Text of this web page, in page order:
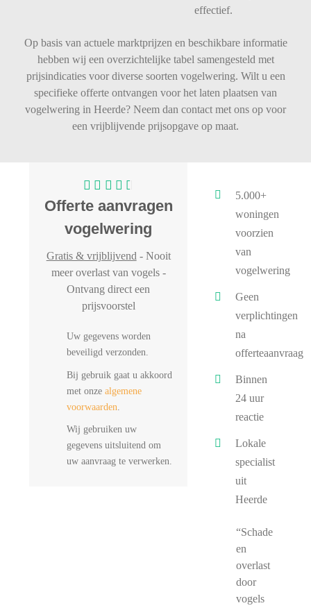
effectief.
Op basis van actuele marktprijzen en beschikbare informatie
hebben wij een overzichtelijke tabel samengesteld met
prijsindicaties voor diverse soorten vogelwering. Wilt u een
specifieke offerte ontvangen voor het laten plaatsen van
vogelwering in Heerde? Neem dan contact met ons op voor
een vrijblijvende prijsopgave op maat.
Offerte aanvragen
vogelwering
Gratis & vrijblijvend - Nooit
meer overlast van vogels -
Ontvang direct een
prijsvoorstel
Uw gegevens worden
beveiligd verzonden.
Bij gebruik gaat u akkoord
met onze algemene
voorwaarden
Wij gebruiken uw
gegevens uitsluitend om
uw aanvraag te verwerken.
5.000+
woningen
voorzien
van
vogelwering
Geen
verplichtingen
na
offerteaanvraag
Binnen
24 uur
reactie
Lokale
specialist
uit
Heerde
“Schade
en
overlast
door
vogels